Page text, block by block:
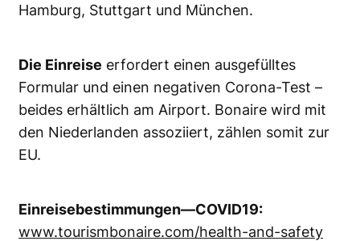
Hamburg, Stuttgart und München.
Die Einreise erfordert einen ausgefülltes
Formular und einen negativen Corona-Test –
beides erhältlich am Airport. Bonaire wird mit
den Niederlanden assoziiert, zählen somit zur
EU.
Einreisebestimmungen—COVID19:
www.tourismbonaire.com/health-and-safety